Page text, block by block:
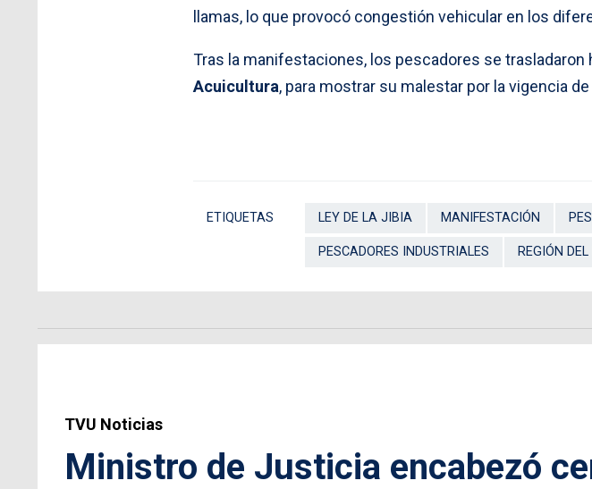
llamas, lo que provocó congestión vehicular en los
Tras la manifestaciones, los pescadores se trasladaron
Acuicultura, para mostrar su malestar por la vigencia de
ETIQUETAS LEY DE LA JIBIA MANIFESTACIÓN
PESCADORES INDUSTRIALES REGIÓN
TVU Noticias
Ministro de Justicia encabezó